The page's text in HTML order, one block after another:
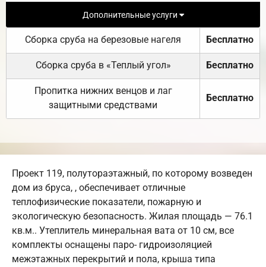
Дополнительные услуги
Сборка сруба на березовые нагеля Бесплатно
Сборка сруба в «Теплый угол» Бесплатно
Пропитка нижних венцов и лаг
защитными средствами
Бесплатно
Проект 119, полутораэтажный, по которому возведен
дом из бруса, , обеспечивает отличные
теплофизические показатели, пожарную и
экологическую безопасность. Жилая площадь — 76.1
кв.м.. Утеплитель минеральная вата от 10 см, все
комплекты оснащены паро- гидроизоляцией
межэтажных перекрытий и пола, крыша типа